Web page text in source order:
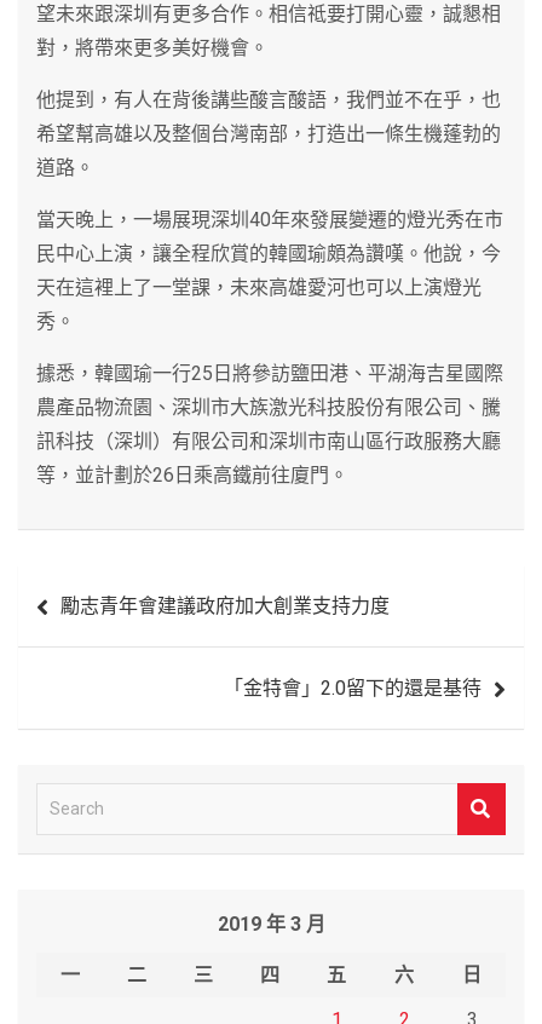
望未來跟深圳有更多合作。相信祗要打開心靈，誠懇相
對，將帶來更多美好機會。
他提到，有人在背後講些酸言酸語，我們並不在乎，也
希望幫高雄以及整個台灣南部，打造出一條生機蓬勃的
道路。
當天晚上，一場展現深圳40年來發展變遷的燈光秀在市
民中心上演，讓全程欣賞的韓國瑜頗為讚嘆。他說，今
天在這裡上了一堂課，未來高雄愛河也可以上演燈光
秀。
據悉，韓國瑜一行25日將參訪鹽田港、平湖海吉星國際
農產品物流園、深圳市大族激光科技股份有限公司、騰
訊科技（深圳）有限公司和深圳市南山區行政服務大廳
等，並計劃於26日乘高鐵前往廈門。
章 勵志青年會建議政府加大創業支持力度
「金特會」2.0留下的還是基待
e
2019 年 3 月
一 二 三 四 五 六
日